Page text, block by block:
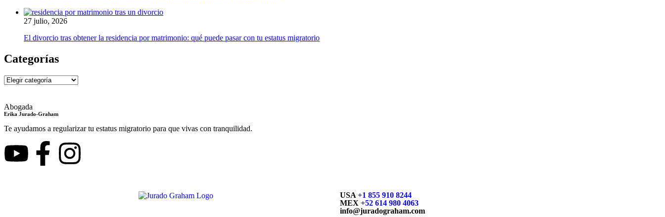
27 julio, 2026
El divorcio tras obtener la residencia por matrimonio: qué puede pasar con tu estatus migratorio
Categorías
Abogada
Erika Jurado-Graham
Te ayudamos a regularizar tu estatus migratorio para que vivas con tranquilidad.
USA +1 855 910 8244
MEX +52 614 980 4063
info@juradograham.com